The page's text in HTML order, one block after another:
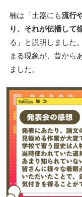
楠は「土器にも流行
り、それが伝播して
る」と説明しました
まる現象が、昔から
ました。